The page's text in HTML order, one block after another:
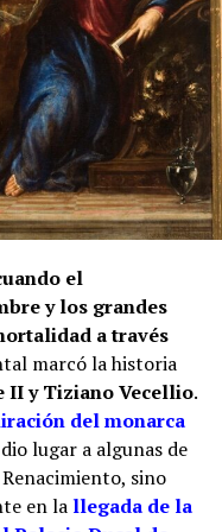
1780, estudiado por
un matiz
realizar dos rejas
de la Frontera,
entre sus méritos
San Juan de
había contado con
atribuía una reja
iglesia
Sevilla.
mano, resulta
los Ríos. Cristóbal
hijos, mientras
mayor
del coro pudo ser
la dirección o
documentos
el
y los grandes
a través
marcó la historia
II y Tiziano Vecellio.
del monarca
lugar a algunas de
sino
en lallegada de la